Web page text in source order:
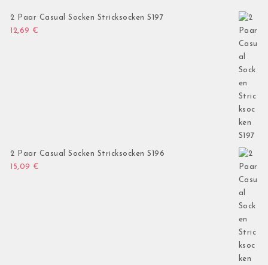
2 Paar Casual Socken Stricksocken S197
12,69 €
2 Paar Casual Socken Stricksocken S196
15,09 €